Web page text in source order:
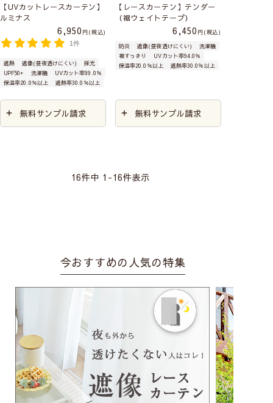
【UVカットレースカーテン】
ルミナス
6,950
税込
1件
遮熱 遮像(昼夜透けにくい)
採光
UPF50+
洗濯機
UVカット率99.0％
保温率20.0％以上
遮熱率30.0％以上
無料サンプル請求
【レースカーテン】テンダー
（裾ウェイトテープ）
6,450
税込
防炎
遮像(昼夜透けにくい)
洗濯機
裾すっきり
UVカット率94.0％
保温率20.0％以上
遮熱率30.0％以上
無料サンプル請求
16件中 1 -16件表示
今おすすめの人気の特集